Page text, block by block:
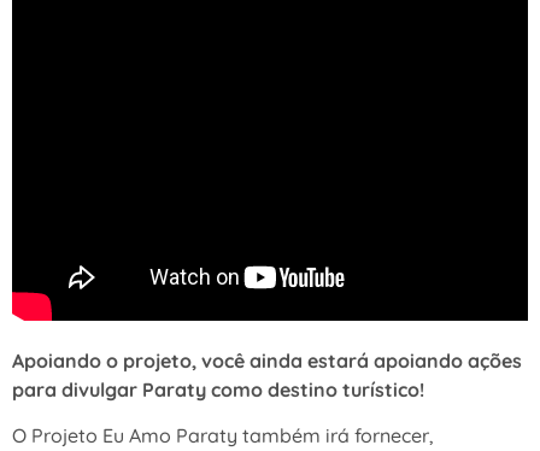
Apoiando o projeto, você ainda estará apoiando ações
para divulgar Paraty como destino turístico!
O Projeto Eu Amo Paraty também irá fornecer,